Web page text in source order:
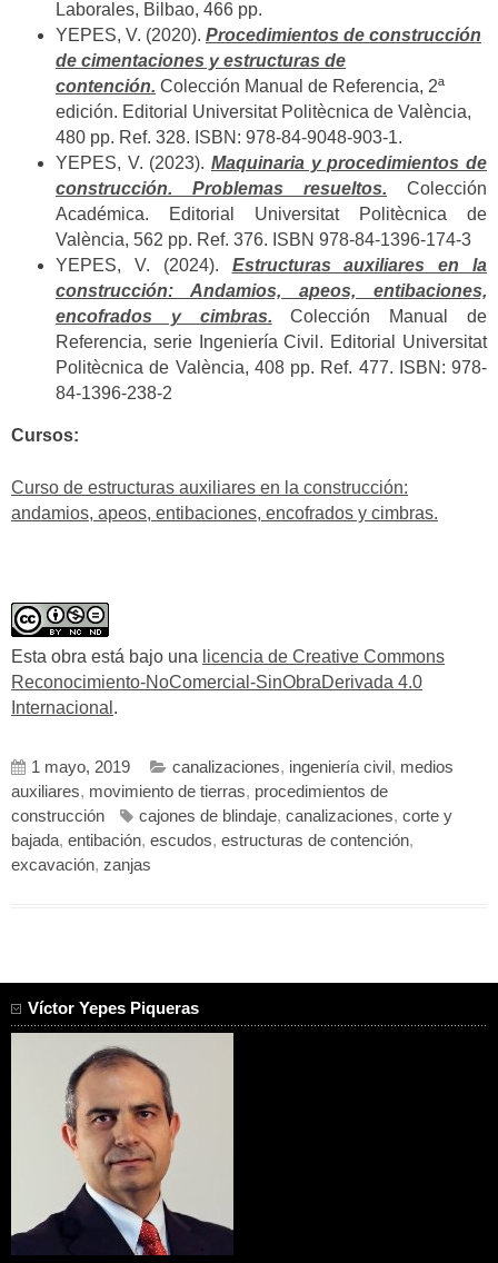
Laborales, Bilbao, 466 pp.
YEPES, V. (2020). Procedimientos de construcción
de cimentaciones y estructuras de
contención. Colección Manual de Referencia, 2ª
edición. Editorial Universitat Politècnica de València,
480 pp. Ref. 328. ISBN: 978-84-9048-903-1.
YEPES, V. (2023). Maquinaria y procedimientos de
construcción. Problemas resueltos. Colección
Académica. Editorial Universitat Politècnica de
València, 562 pp. Ref. 376. ISBN 978-84-1396-174-3
YEPES, V. (2024). Estructuras auxiliares en la
construcción: Andamios, apeos, entibaciones,
encofrados y cimbras. Colección Manual de
Referencia, serie Ingeniería Civil. Editorial Universitat
Politècnica de València, 408 pp. Ref. 477. ISBN: 978-
84-1396-238-2
Cursos:
Curso de estructuras auxiliares en la construcción:
andamios, apeos, entibaciones, encofrados y cimbras.
Esta obra está bajo una licencia de Creative Commons
Reconocimiento-NoComercial-SinObraDerivada 4.0
Internacional .
1 mayo, 2019 canalizaciones, ingeniería civil , medios
auxiliares, movimiento de tierras, procedimientos de
construcción
cajones de blindaje, canalizaciones, corte y
bajada, entibación, escudos, estructuras de contención,
excavación, zanjas
Víctor Yepes Piqueras